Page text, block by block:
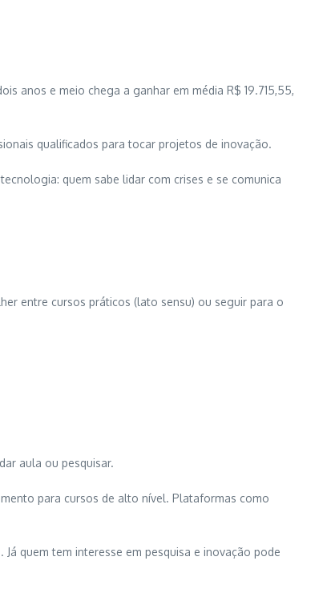
anos e meio chega a ganhar em média R$ 19.715,55,
qualificados para tocar projetos de inovação.
quem sabe lidar com crises e se comunica
entre cursos práticos (lato sensu) ou seguir para o
aula ou pesquisar.
para cursos de alto nível. Plataformas como
quem tem interesse em pesquisa e inovação pode